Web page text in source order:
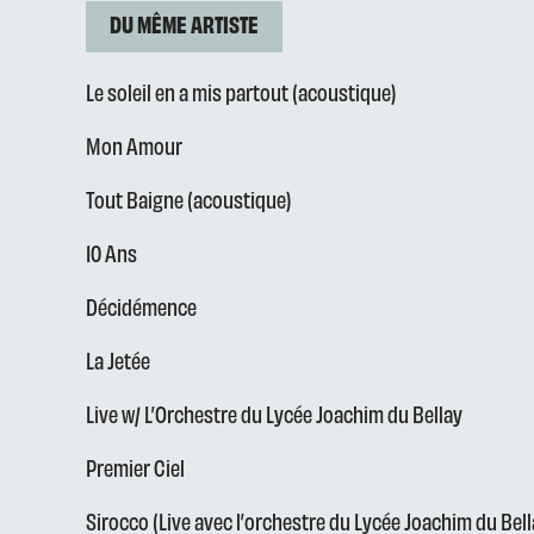
DU MÊME ARTISTE
Le soleil en a mis partout (acoustique)
Mon Amour
Tout Baigne (acoustique)
10 Ans
Décidémence
La Jetée
Live w/ L’Orchestre du Lycée Joachim du Bellay
Premier Ciel
Sirocco (Live avec l’orchestre du Lycée Joachim du